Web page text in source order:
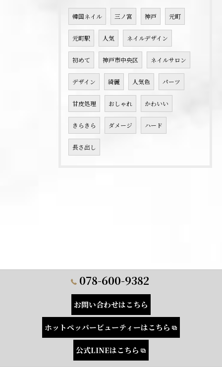
韓国ネイル 三ノ宮 神戸 元町
元町駅 人気 ネイルデザイン
初めて 神戸市中央区 ネイルサロン
デザイン 綺麗 人気色 パーツ
甘皮処理 おしゃれ かわいい
きらきら ダメージ ハード
長さ出し
078-600-9382
お問い合わせはこちら
ホットペッパービューティーはこちら
公式LINEはこちら